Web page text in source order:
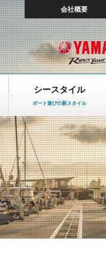
会社概要
シースタイル
ボート遊びの新スタイル